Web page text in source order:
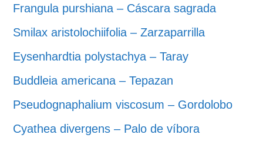
Frangula purshiana – Cáscara sagrada
Smilax aristolochiifolia – Zarzaparrilla
Eysenhardtia polystachya – Taray
Buddleia americana – Tepazan
Pseudognaphalium viscosum – Gordolobo
Cyathea divergens – Palo de víbora